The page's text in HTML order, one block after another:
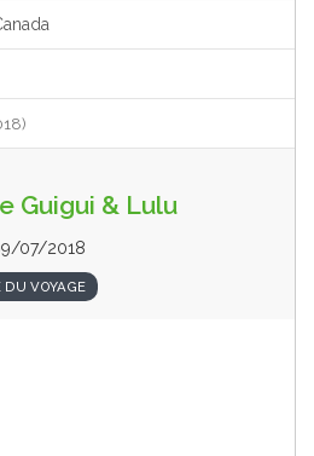
Guigui & Lulu
07/2018
DU VOYAGE